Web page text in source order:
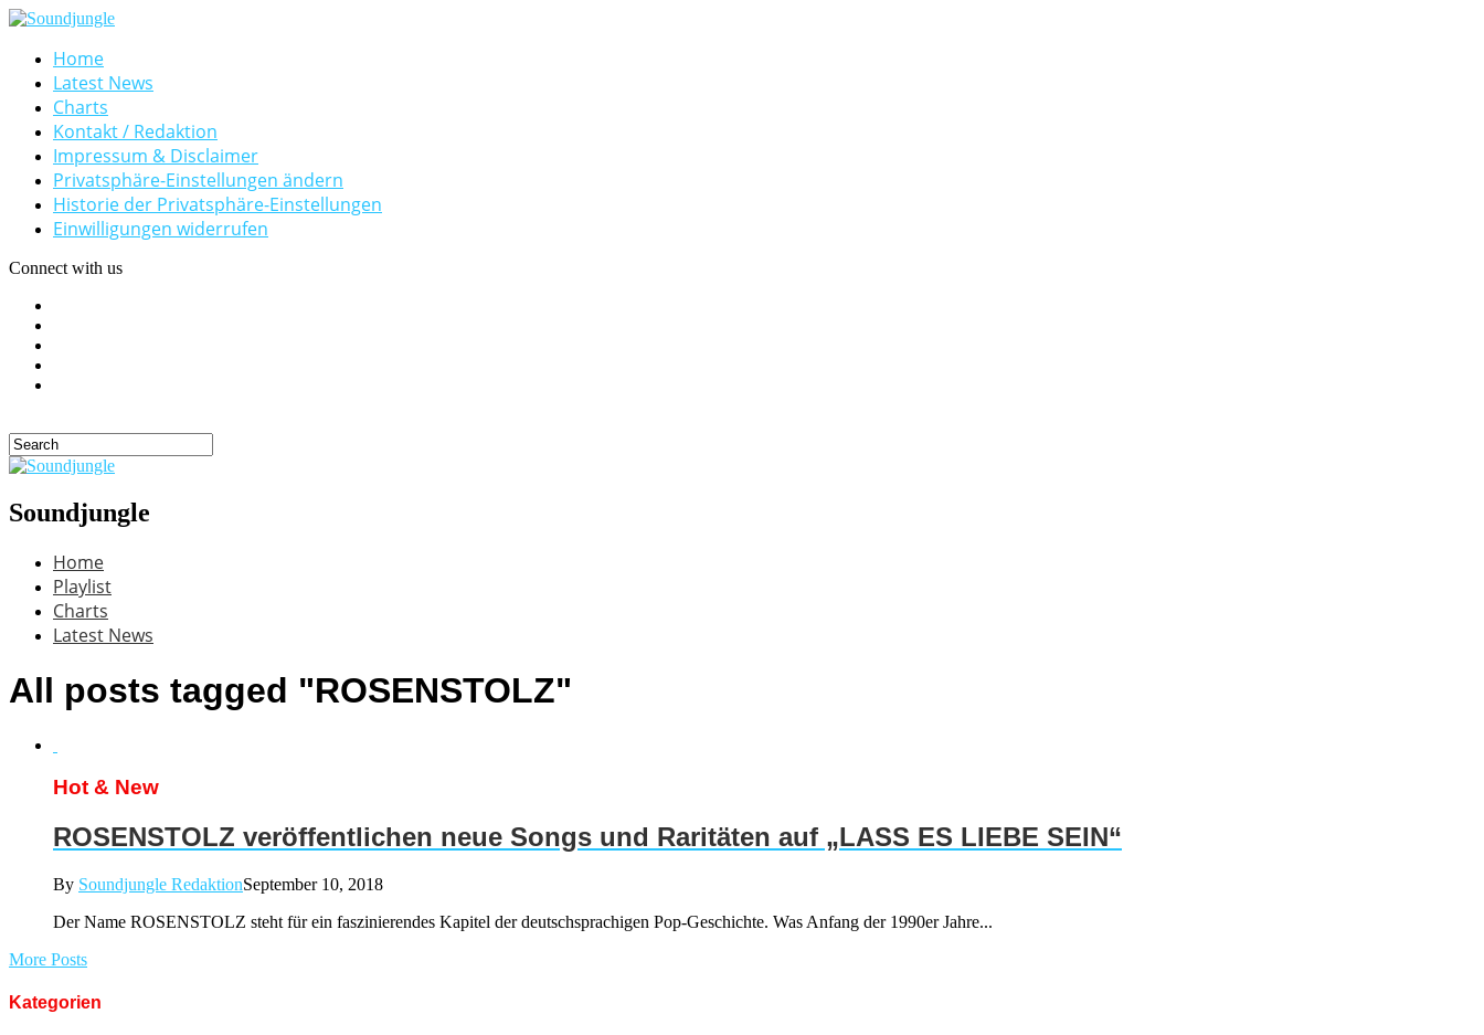
Home
Latest News
Charts
Kontakt / Redaktion
Impressum & Disclaimer
Privatsphäre-Einstellungen ändern
Historie der Privatsphäre-Einstellungen
Einwilligungen widerrufen
Connect with us
Soundjungle
Home
Playlist
Charts
Latest News
All posts tagged "ROSENSTOLZ"
Hot & New
ROSENSTOLZ veröffentlichen neue Songs und Raritäten auf „LASS ES LIEBE SEIN“
By Soundjungle RedaktionSeptember 10, 2018
Der Name ROSENSTOLZ steht für ein faszinierendes Kapitel der deutschsprachigen Pop-Geschichte. Was Anfang der 1990er Jahre...
More Posts
Kategorien